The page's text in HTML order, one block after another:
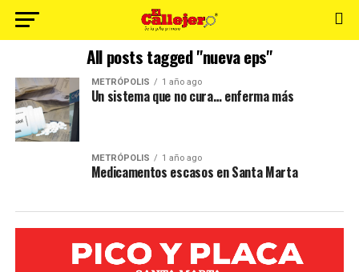
All posts tagged "nueva eps"
METRÓPOLIS 1 año ago
Un sistema que no cura… enferma más
METRÓPOLIS 1 año ago
Medicamentos escasos en Santa Marta